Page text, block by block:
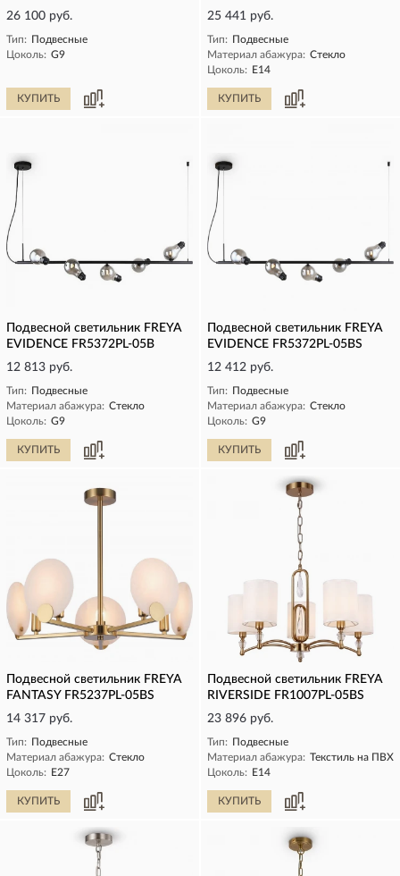
26 100 руб.
Тип: Подвесные
Цоколь: G9
КУПИТЬ
25 441 руб.
Тип: Подвесные
Материал абажура: Стекло
Цоколь: E14
КУПИТЬ
Подвесной светильник FREYA
EVIDENCE FR5372PL-05B
12 813 руб.
Тип: Подвесные
Материал абажура: Стекло
Цоколь: G9
КУПИТЬ
Подвесной светильник FREYA
EVIDENCE FR5372PL-05BS
12 412 руб.
Тип: Подвесные
Материал абажура: Стекло
Цоколь: G9
КУПИТЬ
Подвесной светильник FREYA
FANTASY FR5237PL-05BS
14 317 руб.
Тип: Подвесные
Материал абажура: Стекло
Цоколь: E27
КУПИТЬ
Подвесной светильник FREYA
RIVERSIDE FR1007PL-05BS
23 896 руб.
Тип: Подвесные
Материал абажура: Текстиль на ПВХ
Цоколь: E14
КУПИТЬ